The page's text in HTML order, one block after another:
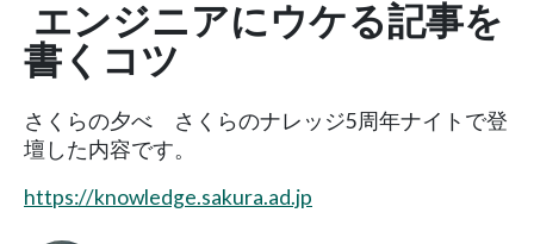
エンジニアにウケる記事を
書くコツ
さくらの夕べ さくらのナレッジ5周年ナイトで登
壇した内容です。
https://knowledge.sakura.ad.jp